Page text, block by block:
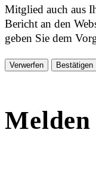
Mitglied auch aus
Bericht an den
geben Sie dem
Bestätigen
Melden